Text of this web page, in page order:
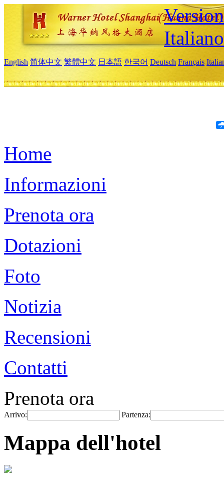
Italiano
English 简体中文 繁體中文 日本語 한국어 Deutsch Français
Home
Informazioni
Prenota ora
Dotazioni
Foto
Notizia
Recensioni
Contatti
Prenota ora
Arrivo: Partenza:
Mappa dell'hotel